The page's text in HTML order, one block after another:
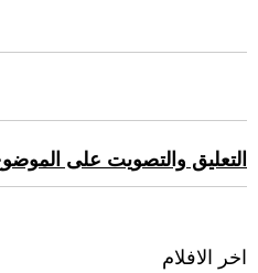
التعليق والتصويت على
اخر الافلام